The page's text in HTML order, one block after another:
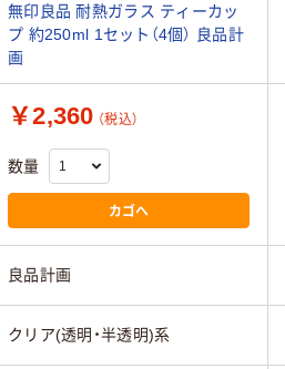
無印良品 耐熱ガラス ティーカッ
プ 約250ml 1セット（4個） 良品計
画
￥2,360 （税込）
数量
カゴへ
良品計画
クリア(透明・半透明)系